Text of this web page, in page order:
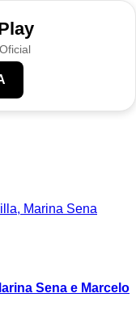
Sena e Marcelo